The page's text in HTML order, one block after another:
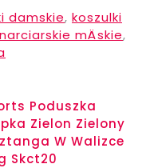
damskie, koszulki
mÄskie,
Poduszka
Zielon Zielony
W Walizce
Skct20